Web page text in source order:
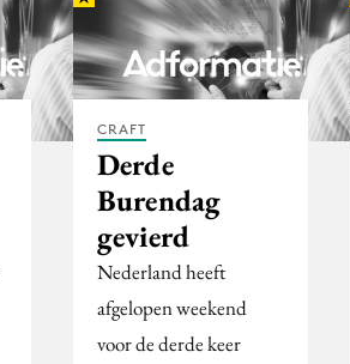
CRAFT
Derde
Burendag
gevierd
Nederland heeft
afgelopen weekend
voor de derde keer